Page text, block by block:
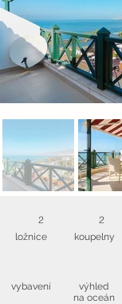
2
ložnice
2
koupelny
vybavení
výhled
na oceán